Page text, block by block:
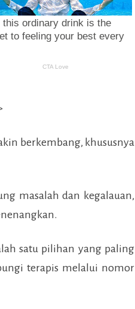
berkembang, khususnya
masalah dan kegalauan,
satu pilihan yang paling
terapis melalui nomor